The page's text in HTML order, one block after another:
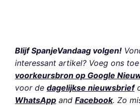
Blijf SpanjeVandaag volgen!
interessant artikel? Voeg ons
voorkeursbron op Google
voor de dagelijkse nieuwsbrief
WhatsApp and Facebook. Zo